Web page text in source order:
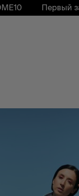
Первый заказ со